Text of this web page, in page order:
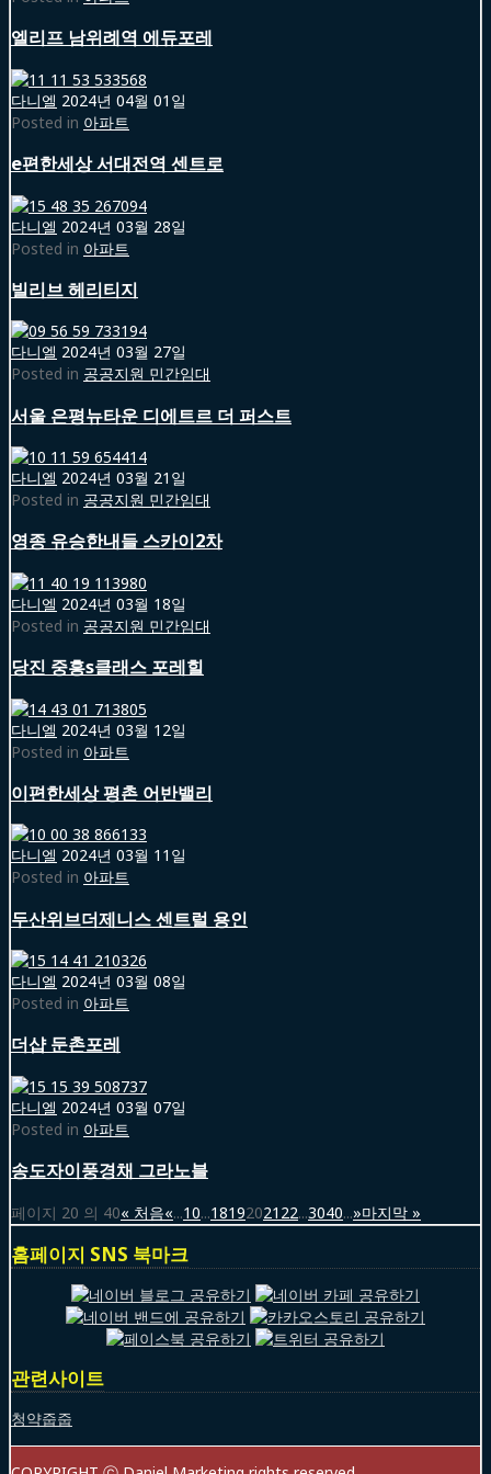
엘리프 남위례역 에듀포레
다니엘 2024년 04월 01일
Posted in 아파트
e편한세상 서대전역 센트로
다니엘 2024년 03월 28일
Posted in 아파트
빌리브 헤리티지
다니엘 2024년 03월 27일
Posted in 공공지원 민간임대
서울 은평뉴타운 디에트르 더 퍼스트
다니엘 2024년 03월 21일
Posted in 공공지원 민간임대
영종 유승한내들 스카이2차
다니엘 2024년 03월 18일
Posted in 공공지원 민간임대
당진 중흥s클래스 포레힐
다니엘 2024년 03월 12일
Posted in 아파트
이편한세상 평촌 어반밸리
다니엘 2024년 03월 11일
Posted in 아파트
두산위브더제니스 센트럴 용인
다니엘 2024년 03월 08일
Posted in 아파트
더샵 둔촌포레
다니엘 2024년 03월 07일
Posted in 아파트
송도자이풍경채 그라노블
페이지 20 의 40« 처음«...10...18192021 22...3040...»마지막 »
홈페이지 SNS 북마크
관련사이트
청약줍줍